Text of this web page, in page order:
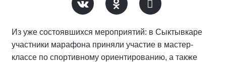
Из уже состоявшихся мероприятий: в Сыктывкаре
участники марафона приняли участие в мастер-
классе по спортивному ориентированию, а также